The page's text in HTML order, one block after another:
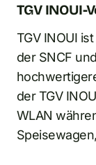
TGV
TGV INOUI
der SNCF
der TGV
WLAN